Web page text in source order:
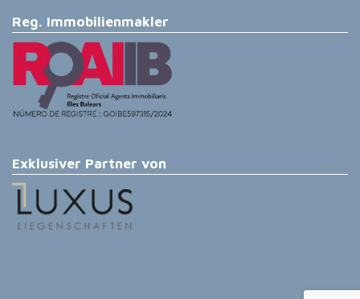
Reg. Immobilienmakler
Exklusiver Partner von